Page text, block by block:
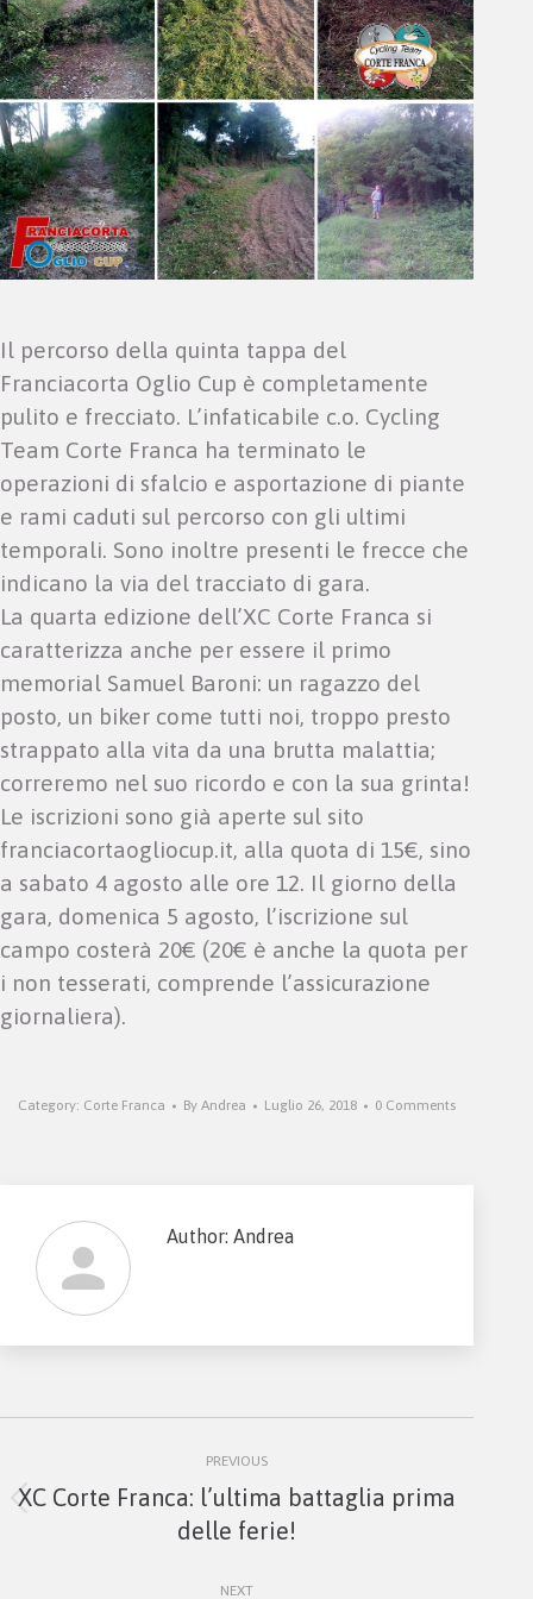
Il percorso della quinta tappa del
Franciacorta Oglio Cup è completamente
pulito e frecciato. L’infaticabile c.o. Cycling
Team Corte Franca ha terminato le
operazioni di sfalcio e asportazione di piante
e rami caduti sul percorso con gli ultimi
temporali. Sono inoltre presenti le frecce che
indicano la via del tracciato di gara.
La quarta edizione dell’XC Corte Franca si
caratterizza anche per essere il primo
memorial Samuel Baroni: un ragazzo del
posto, un biker come tutti noi, troppo presto
strappato alla vita da una brutta malattia;
correremo nel suo ricordo e con la sua grinta!
Le iscrizioni sono già aperte sul sito
franciacortaogliocup.it, alla quota di 15€, sino
a sabato 4 agosto alle ore 12. Il giorno della
gara, domenica 5 agosto, l’iscrizione sul
campo costerà 20€ (20€ è anche la quota per
i non tesserati, comprende l’assicurazione
giornaliera).
Category: Corte Franca By Andrea Luglio 26, 2018 0 Comments
Author: Andrea
navigation
PREVIOUS
Previous
post:
XC Corte Franca: l’ultima battaglia prima
delle ferie!
NEXT